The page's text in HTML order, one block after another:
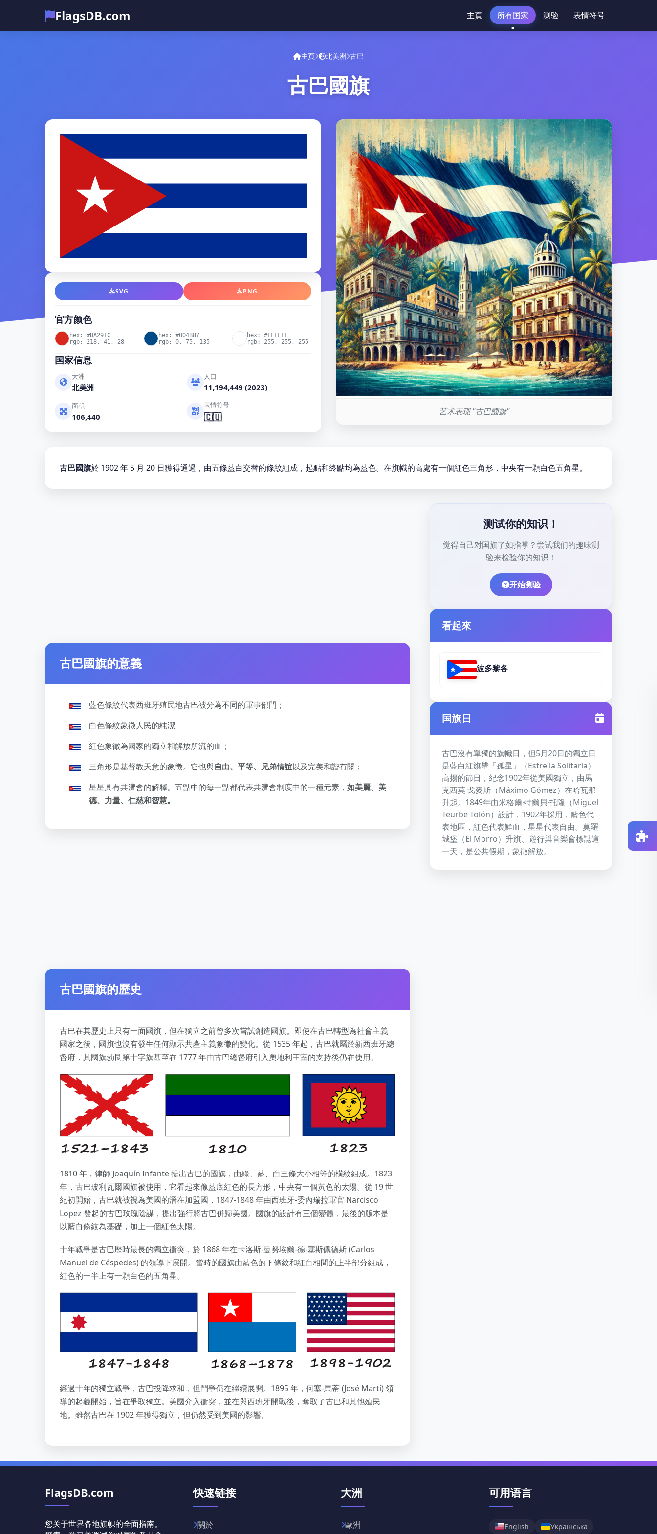
FlagsDB.com 主頁 所有国家 测验 表情符号
主頁 北美洲 古巴
古巴國旗
SVG PNG
官方颜色
hex: #DA291C
rgb: 218, 41, 28
hex: #004B87
rgb: 0, 75, 135
hex: #FFFFFF
rgb: 255, 255, 255
国家信息
大洲
北美洲
人口
11,194,449 (2023)
面积
106,440
表情符号
🇨🇺 艺术表现 "古巴國旗"
古巴國旗於 1902 年 5 月 20 日獲得通過，由五條藍白交替的條紋組成，起點和終點均為藍色。在旗幟的高處有一個紅色三角形，中央有一顆白色五角星。
古巴國旗的意義
藍色條紋代表西班牙殖民地古巴被分為不同的軍事部門；
白色條紋象徵人民的純潔
紅色象徵為國家的獨立和解放所流的血；
三角形是基督教天意的象徵。它也與自由、平等、兄弟情誼以及完美和諧有關；
星星具有共濟會的解釋。五點中的每一點都代表共濟會制度中的一種元素， 如美麗、美
德、力量、仁慈和智慧。
古巴國旗的歷史
古巴在其歷史上只有一面國旗，但在獨立之前曾多次嘗試創造國旗。即使在古巴轉型為社會主義
國家之後，國旗也沒有發生任何顯示共產主義象徵的變化。從 1535 年起，古巴就屬於新西班牙總
督府，其國旗勃艮第十字旗甚至在 1777 年由古巴總督府引入奧地利王室的支持後仍在使用。
1810 年，律師 Joaquín Infante 提出古巴的國旗，由綠、藍、白三條大小相等的橫紋組成。1823
年，古巴玻利瓦爾國旗被使用，它看起來像藍底紅色的長方形，中央有一個黃色的太陽。從 19 世
紀初開始，古巴就被視為美國的潛在加盟國，1847-1848 年由西班牙-委內瑞拉軍官 Narcisco
Lopez 發起的古巴玫瑰陰謀，提出強行將古巴併歸美國。國旗的設計有三個變體，最後的版本是
以藍白條紋為基礎，加上一個紅色太陽。
十年戰爭是古巴歷時最長的獨立衝突，於 1868 年在卡洛斯-曼努埃爾-德-塞斯佩德斯 (Carlos
Manuel de Céspedes) 的領導下展開。當時的國旗由藍色的下條紋和紅白相間的上半部分組成，
紅色的一半上有一顆白色的五角星。
經過十年的獨立戰爭，古巴投降求和，但鬥爭仍在繼續展開。1895 年，何塞-馬蒂 (José Martí) 領
導的起義開始，旨在爭取獨立。美國介入衝突，並在與西班牙開戰後，奪取了古巴和其他殖民
地。雖然古巴在 1902 年獲得獨立，但仍然受到美國的影響。
测试你的知识！
觉得自己对国旗了如指掌？尝试我们的趣味测
验来检验你的知识！
开始测验
看起來
波多黎各
国旗日
古巴沒有單獨的旗幟日，但5月20日的獨立日
是藍白紅旗帶「孤星」（Estrella Solitaria）
高揚的節日，紀念1902年從美國獨立，由馬
克西莫·戈麥斯（Máximo Gómez）在哈瓦那
升起。1849年由米格爾·特爾貝·托隆（Miguel
Teurbe Tolón）設計，1902年採用，藍色代
表地區，紅色代表鮮血，星星代表自由。莫羅
城堡（El Morro）升旗、遊行與音樂會標誌這
一天，是公共假期，象徵解放。
FlagsDB.com
您关于世界各地旗帜的全面指南。
快速链接
關於
大洲
歐洲
可用语言
English Українська